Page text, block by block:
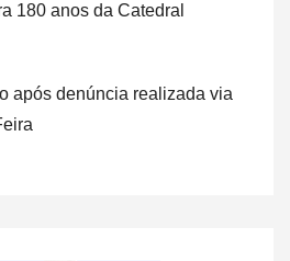
180 anos da Catedral
após denúncia realizada via